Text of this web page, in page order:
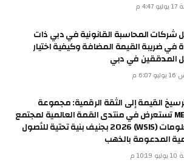
م
شركات المحاسبة القانونية في دبي ذات
في ضريبة القيمة المضافة وكيفية اختيار
المدققين في دبي
م
القيمة إلى الثقة الرقمية: مجموعة
METRA تستعرض في منتدى القمة العالمية لمجتمع
المعلومات (WSIS) 2026 بجنيف بنية تحتية للأصول
المدعومة بالذهب
م